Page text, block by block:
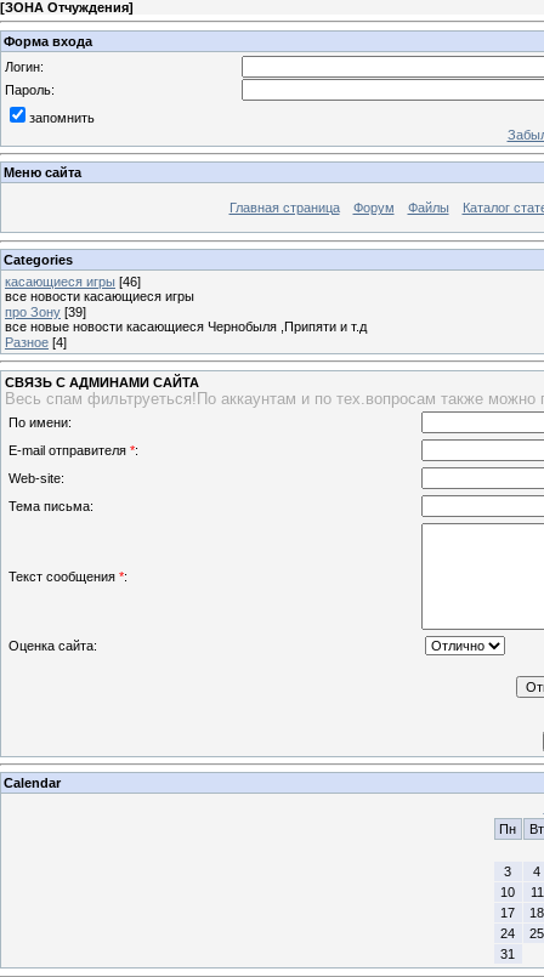
[ЗОНА Отчуждения]
Форма входа
Логин:
Пароль:
запомнить
Меню сайта
Главная страница Форум Файлы Каталог
Categories
касающиеся игры [46]
все новости касающиеся игры
про Зону [39]
все новые новости касающиеся Чернобыля ,Припяти и т.д
Разное [4]
СВЯЗЬ С АДМИНАМИ САЙТА
Весь спам фильтруеться!По аккаунтам и по тех.вопросам также можно
По имени:
E-mail отправителя *:
Web-site:
Тема письма:
Текст сообщения *:
Оценка сайта:
Calendar
Пн
Вт
3
4
10
11
17
18
24
25
31